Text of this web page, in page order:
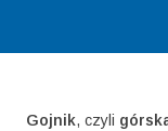
Gojnik, czyli